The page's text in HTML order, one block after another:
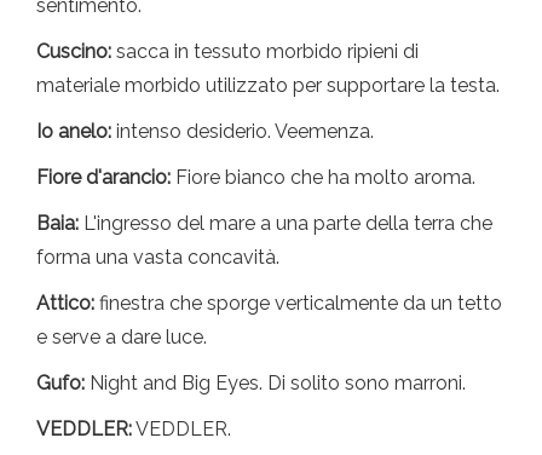
sentimento.
Cuscino: sacca in tessuto morbido ripieni di
materiale morbido utilizzato per supportare la testa.
Io anelo: intenso desiderio. Veemenza.
Fiore d'arancio: Fiore bianco che ha molto aroma.
Baia: L'ingresso del mare a una parte della terra che
forma una vasta concavità.
Attico: finestra che sporge verticalmente da un tetto
e serve a dare luce.
Gufo: Night and Big Eyes. Di solito sono marroni.
VEDDLER:VEDDLER.